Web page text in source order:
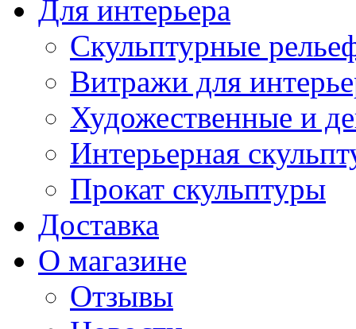
Для интерьера
Скульптурные
Витражи для
Художественные и
Интерьерная
Прокат скульптуры
Доставка
О магазине
Отзывы